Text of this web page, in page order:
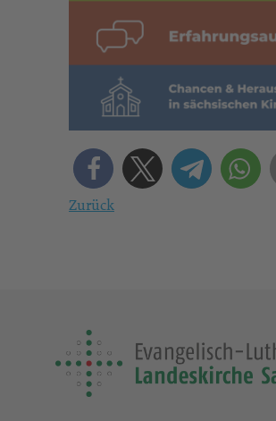
Zurück